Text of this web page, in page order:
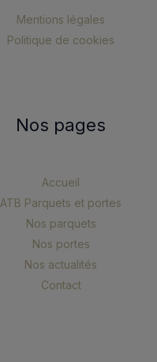
Mentions légales
Politique de cookies
Nos pages
Accueil
ATB Parquets et portes
Nos parquets
Nos portes
Nos actualités
Contact